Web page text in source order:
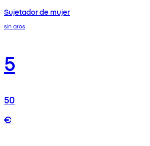
Sujetador de mujer
sin aros
5
50
€